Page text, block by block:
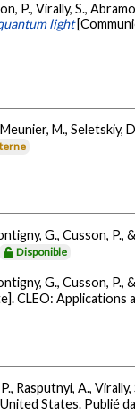
P., Virally, S.,
light
M., Seletskiy,
G., Cusson, P.,
Disponible
G., Cusson, P.,
CLEO: Applications
Rasputnyi, A.,
States. Publié